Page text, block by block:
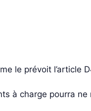
le prévoit l’article
à charge pourra ne